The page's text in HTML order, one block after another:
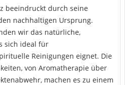
beeindruckt durch seine
nachhaltigen Ursprung.
wir das natürliche,
sich ideal für
Reinigungen eignet. Die
von Aromatherapie über
machen es zu einem